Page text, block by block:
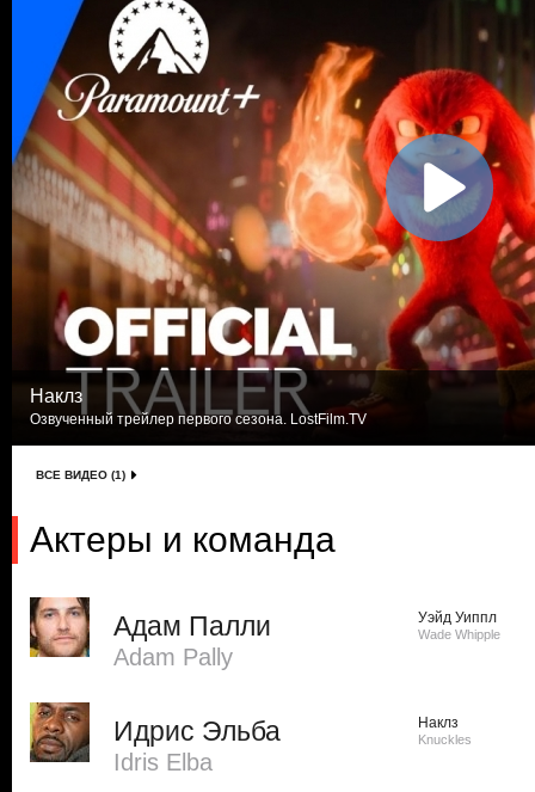
Наклз
Озвученный трейлер первого сезона. LostFilm.TV
ВСЕ ВИДЕО (1)
Актеры и команда
Адам Палли
Adam Pally
Уэйд Уиппл
Wade Whipple
Идрис Эльба
Idris Elba
Наклз
Knuckles